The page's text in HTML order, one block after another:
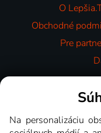
O
Obchodné
Pre
Na personalizáciu